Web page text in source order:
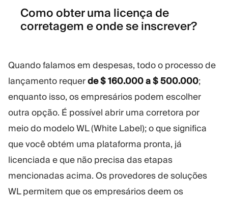
Como obter uma licença de
corretagem e onde se inscrever?
Quando falamos em despesas, todo o processo de
lançamento requerde $ 160.000 a $ 500.000;
enquanto isso, os empresários podem escolher
outra opção. É possível abrir uma corretora por
meio do modelo WL (White Label); o que significa
que você obtém uma plataforma pronta, já
licenciada e que não precisa das etapas
mencionadas acima. Os provedores de soluções
WL permitem que os empresários deem os